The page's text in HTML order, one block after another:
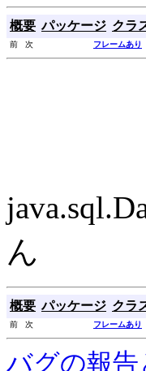
概要 パッケージ クラ
前 次 フレームあり
ん
概要 パッケージ クラ
前 次 フレームあり
バグの報